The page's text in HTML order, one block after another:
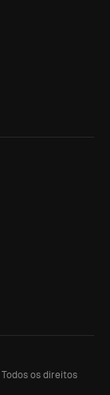
Todos os direitos